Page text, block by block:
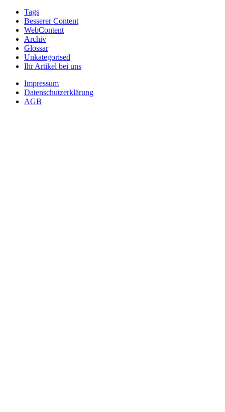
Tags
Besserer Content
WebContent
Archiv
Glossar
Unkategorised
Ihr Artikel bei uns
Impressum
Datenschutzerklärung
AGB